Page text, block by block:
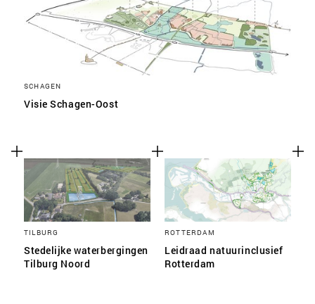
SCHAGEN
Visie Schagen-Oost
TILBURG
Stedelijke waterbergingen
Tilburg Noord
ROTTERDAM
Leidraad natuurinclusief
Rotterdam